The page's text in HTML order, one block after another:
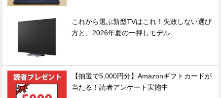
これから選ぶ新型TVはこれ！失敗しない選び
方と、2026年夏の一押しモデル
【抽選で5,000円分】Amazonギフトカードが
当たる！読者アンケート実施中